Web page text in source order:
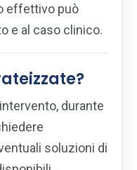
effettivo può
e al caso clinico.
durante
soluzioni di